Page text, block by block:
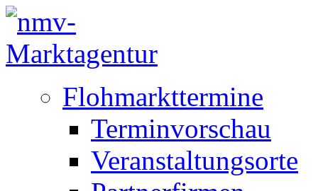
Flohmarkttermine
Terminvorschau
Veranstaltungsorte